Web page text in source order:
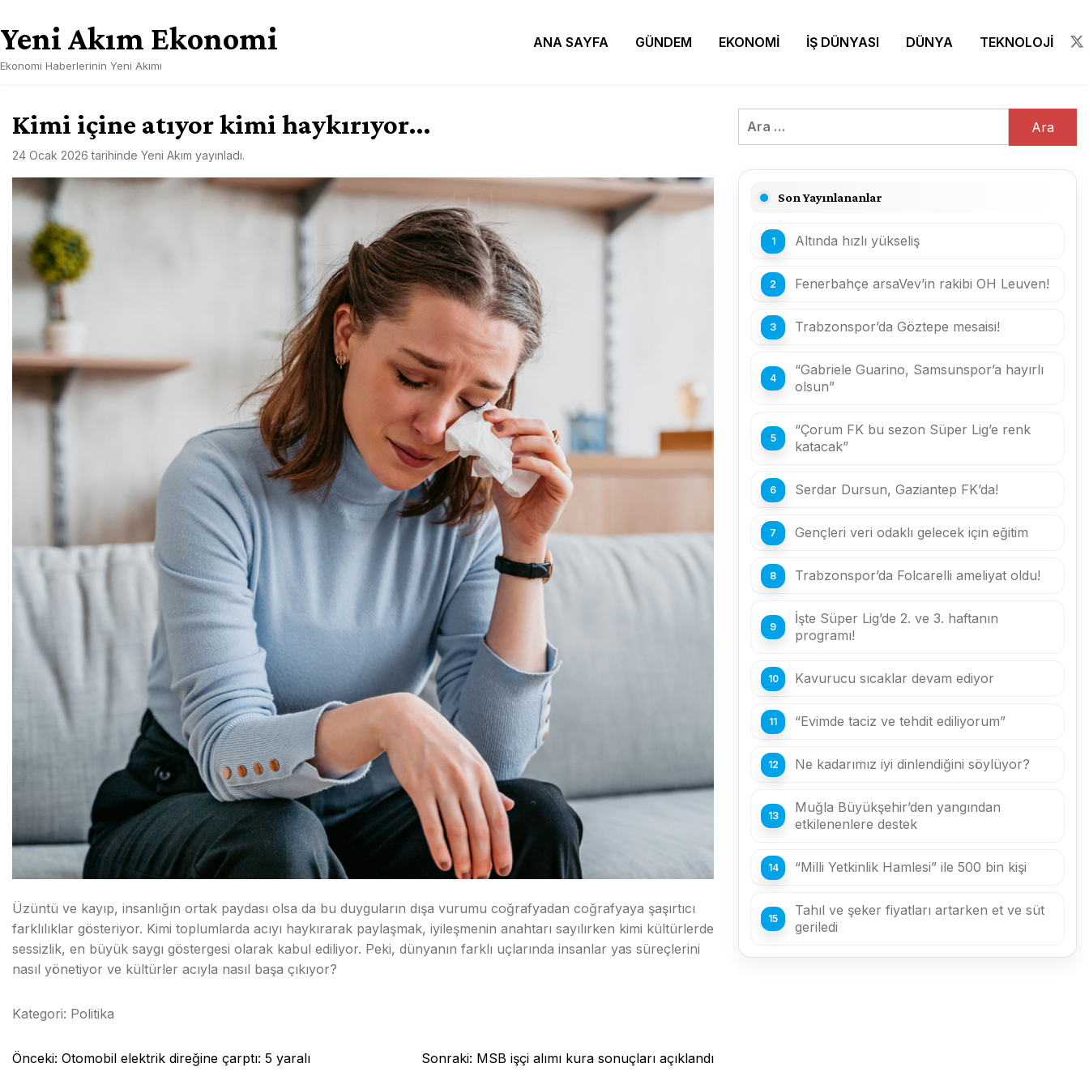
to
content
Yeni Akım Ekonomi
Ekonomi Haberlerinin Yeni Akımı
ANA SAYFA GÜNDEM EKONOMİ İŞ DÜNYASI DÜNYA TEKNOLOJİ
Kimi içine atıyor kimi haykırıyor…
24 Ocak 2026 tarihinde Yeni Akım yayınladı.
Üzüntü ve kayıp, insanlığın ortak paydası olsa da bu duyguların dışa vurumu coğrafyadan coğrafyaya şaşırtıcı
farklılıklar gösteriyor. Kimi toplumlarda acıyı haykırarak paylaşmak, iyileşmenin anahtarı sayılırken kimi kültürlerde
sessizlik, en büyük saygı göstergesi olarak kabul ediliyor. Peki, dünyanın farklı uçlarında insanlar yas süreçlerini
nasıl yönetiyor ve kültürler acıyla nasıl başa çıkıyor?
Kategori: Politika
Yazı
Önceki: Otomobil elektrik direğine çarptı: 5 yaralı Sonraki: MSB işçi alımı kura sonuçları açıklandı
Arama:
Son Yayınlananlar
Altında hızlı yükseliş
Fenerbahçe arsaVev’in rakibi OH Leuven!
Trabzonspor’da Göztepe mesaisi!
“Gabriele Guarino, Samsunspor’a hayırlı
olsun”
“Çorum FK bu sezon Süper Lig’e renk
katacak”
Serdar Dursun, Gaziantep FK’da!
Gençleri veri odaklı gelecek için eğitim
Trabzonspor’da Folcarelli ameliyat oldu!
İşte Süper Lig’de 2. ve 3. haftanın
programı!
Kavurucu sıcaklar devam ediyor
“Evimde taciz ve tehdit ediliyorum”
Ne kadarımız iyi dinlendiğini söylüyor?
Muğla Büyükşehir’den yangından
etkilenenlere destek
“Milli Yetkinlik Hamlesi” ile 500 bin kişi
Tahıl ve şeker fiyatları artarken et ve süt
geriledi